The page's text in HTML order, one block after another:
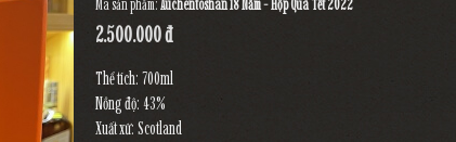
Mã sản phẩm:Auchentoshan 18 Năm - Hộp Quà Tết 2022
2.500.000 đ
Thể tích: 700ml
Nồng độ: 43%
Xuất xứ: Scotland